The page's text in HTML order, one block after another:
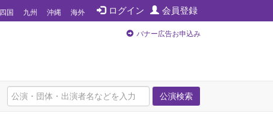
ログイン 会員登録
四国 九州 沖縄 海外
バナー広告お申込み
公演検索